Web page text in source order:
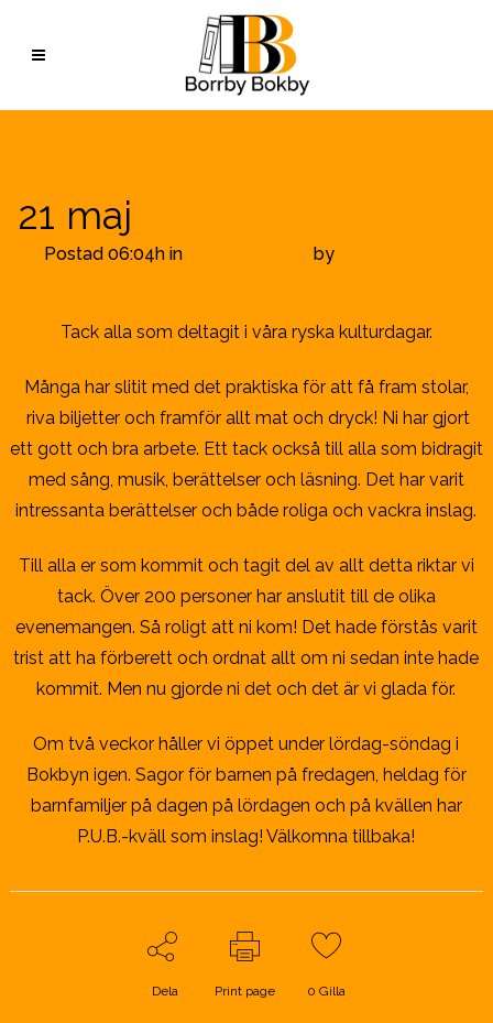
21 maj
Postad 06:04h in by
Tack alla som deltagit i våra ryska kulturdagar.
Många har slitit med det praktiska för att få fram stolar,
riva biljetter och framför allt mat och dryck! Ni har gjort
ett gott och bra arbete. Ett tack också till alla som bidragit
med sång, musik, berättelser och läsning. Det har varit
intressanta berättelser och både roliga och vackra inslag.
Till alla er som kommit och tagit del av allt detta riktar vi
tack. Över 200 personer har anslutit till de olika
evenemangen. Så roligt att ni kom! Det hade förstås varit
trist att ha förberett och ordnat allt om ni sedan inte hade
kommit. Men nu gjorde ni det och det är vi glada för.
Om två veckor håller vi öppet under lördag-söndag i
Bokbyn igen. Sagor för barnen på fredagen, heldag för
barnfamiljer på dagen på lördagen och på kvällen har
P.U.B.-kväll som inslag! Välkomna tillbaka!
Dela Print page 0 Gilla